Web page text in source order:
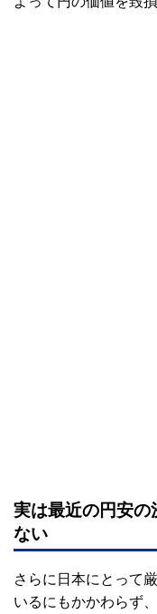
実は最近の円安の
ない
さらに日本にとって
いるにもかかわらず